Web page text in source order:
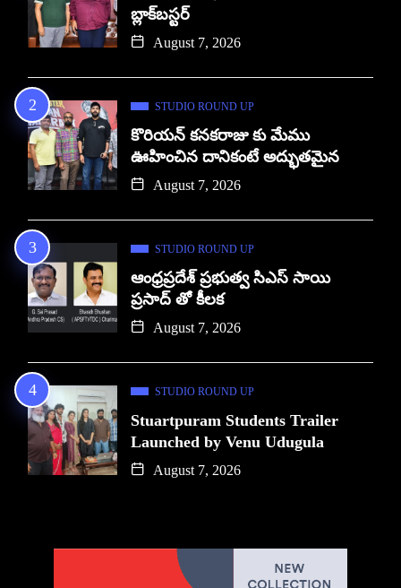
బ్లాక్‌బస్టర్
August 7, 2026
STUDIO ROUND UP
కొరియన్ కనకరాజు కు మేము
ఊహించిన దానికంటే అద్భుతమైన
August 7, 2026
STUDIO ROUND UP
ఆంధ్రప్రదేశ్ ప్రభుత్వ సిఎస్ సాయి
ప్రసాద్ తో కీలక
August 7, 2026
STUDIO ROUND UP
Stuartpuram Students Trailer
Launched by Venu Udugula
August 7, 2026